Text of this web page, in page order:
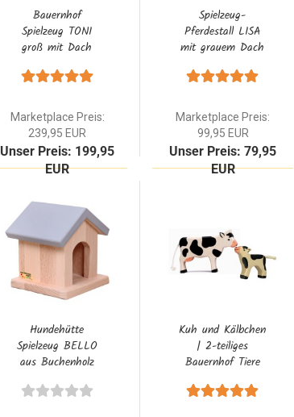
Bauernhof
Spielzeug TONI
groß mit Dach
aufklappen aus
im Waldorf Stil
Marketplace Preis:
239,95 EUR
Unser Preis: 199,95
EUR
Spielzeug-
Pferdestall LISA
mit grauem Dach
Kinder Reiterhof
Marketplace Preis:
99,95 EUR
Unser Preis: 79,95
EUR
Hundehütte
Spielzeug BELLO
aus Buchenholz
Zubehör für den
Kuh und Kälbchen
| 2-teiliges
Bauernhof Tiere
Bauernhof Zubehör